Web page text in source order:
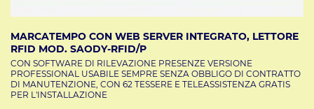
MARCATEMPO CON WEB SERVER INTEGRATO, LETTORE
RFID MOD. SAODY-RFID/P
CON SOFTWARE DI RILEVAZIONE PRESENZE VERSIONE
PROFESSIONAL USABILE SEMPRE SENZA OBBLIGO DI CONTRATTO
DI MANUTENZIONE, CON 62 TESSERE E TELEASSISTENZA GRATIS
PER L'INSTALLAZIONE